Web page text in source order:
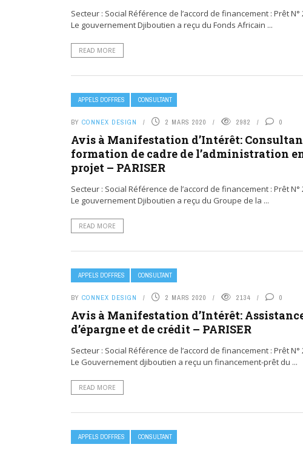
Secteur : Social Référence de l’accord de financement : Prêt N°
Le gouvernement Djiboutien a reçu du Fonds Africain ...
READ MORE
APPELS D’OFFRES CONSULTANT
BY CONNEX DESIGN 2 MARS 2020 2982 0
Avis à Manifestation d’Intérêt:
formation de cadre de l’administration
projet – PARISER
Secteur : Social Référence de l’accord de financement : Prêt N°
Le gouvernement Djiboutien a reçu du Groupe de la ...
READ MORE
APPELS D’OFFRES CONSULTANT
BY CONNEX DESIGN 2 MARS 2020 2134 0
Avis à Manifestation d’Intérêt:
d’épargne et de crédit – PARISER
Secteur : Social Référence de l’accord de financement : Prêt N°
Le Gouvernement djiboutien a reçu un financement-prêt du ...
READ MORE
APPELS D’OFFRES CONSULTANT